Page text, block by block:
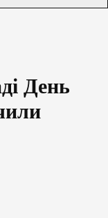
День